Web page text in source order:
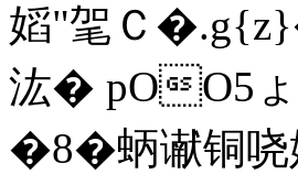
嫍"毠Ｃ�.g{z
汯� pOO5ょ
�8�蛃谳铜